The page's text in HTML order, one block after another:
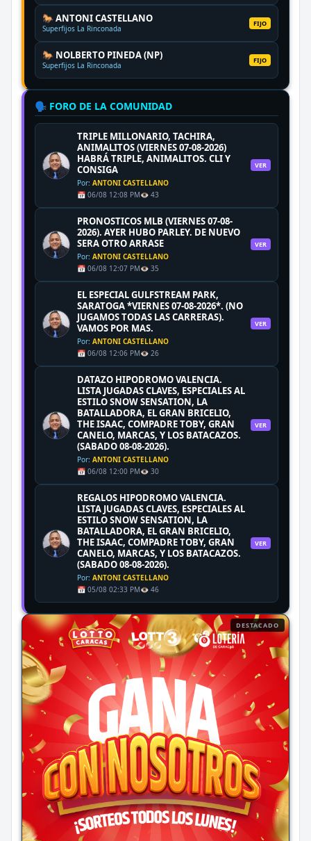
🐎 ANTONI CASTELLANO
Superfijos La Rinconada
FIJO
🐎 NOLBERTO PINEDA (NP)
Superfijos La Rinconada
FIJO
🗣️ FORO DE LA COMUNIDAD
TRIPLE MILLONARIO, TACHIRA,
ANIMALITOS (VIERNES 07-08-2026)
HABRÁ TRIPLE, ANIMALITOS. CLI Y
CONSIGA
Por: ANTONI CASTELLANO
📅 06/08 12:08 PM👁️ 43
VER
PRONOSTICOS MLB (VIERNES 07-08-
2026). AYER HUBO PARLEY. DE NUEVO
SERA OTRO ARRASE
Por: ANTONI CASTELLANO
📅 06/08 12:07 PM👁️ 35
VER
EL ESPECIAL GULFSTREAM PARK,
SARATOGA *VIERNES 07-08-2026*. (NO
JUGAMOS TODAS LAS CARRERAS).
VAMOS POR MAS.
Por: ANTONI CASTELLANO
📅 06/08 12:06 PM👁️ 26
VER
DATAZO HIPODROMO VALENCIA.
LISTA JUGADAS CLAVES, ESPECIALES AL
ESTILO SNOW SENSATION, LA
BATALLADORA, EL GRAN BRICELIO,
THE ISAAC, COMPADRE TOBY, GRAN
CANELO, MARCAS, Y LOS BATACAZOS.
(SABADO 08-08-2026).
Por: ANTONI CASTELLANO
📅 06/08 12:00 PM👁️ 30
VER
REGALOS HIPODROMO VALENCIA.
LISTA JUGADAS CLAVES, ESPECIALES AL
ESTILO SNOW SENSATION, LA
BATALLADORA, EL GRAN BRICELIO,
THE ISAAC, COMPADRE TOBY, GRAN
CANELO, MARCAS, Y LOS BATACAZOS.
(SABADO 08-08-2026).
Por: ANTONI CASTELLANO
📅 05/08 02:33 PM👁️ 46
VER
DESTACADO